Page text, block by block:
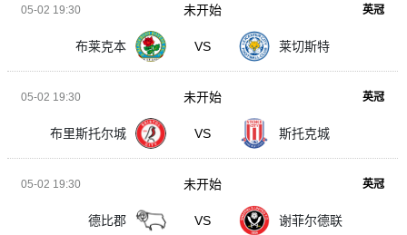
05-02 19:30 英冠
布莱克本 VS 莱切斯特
未开始
05-02 19:30 英冠
布里斯托尔城 VS 斯托克城
未开始
05-02 19:30 英冠
德比郡 VS 谢菲尔德联
未开始